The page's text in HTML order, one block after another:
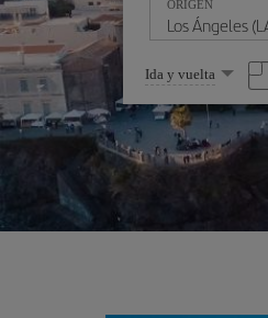
ORIGEN
Seleccione
una
opción
Ida y vuelta